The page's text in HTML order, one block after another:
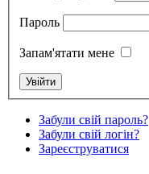
Пароль
Запам'ятати мене
Забули свій пароль?
Забули свій логін?
Зареєструватися